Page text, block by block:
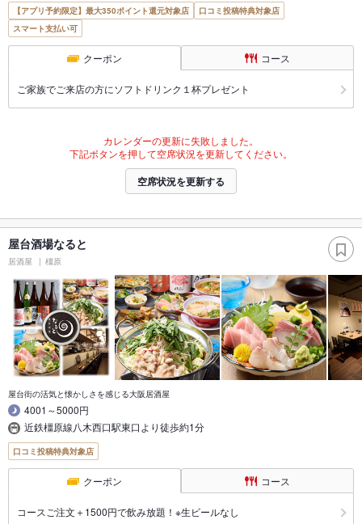
【アプリ予約限定】最大350ポイント還元対象店
口コミ投稿特典対象店
スマート支払い可
クーポン コース
ご家族でご来店の方にソフトドリンク１杯プレゼント
カレンダーの更新に失敗しました。
下記ボタンを押して空席状況を更新してください。
空席状況を更新する
屋台酒場なると
居酒屋 橿原
屋台街の活気と懐かしさを感じる大阪居酒屋
4001～5000円
近鉄橿原線八木西口駅東口より徒歩約1分
口コミ投稿特典対象店
クーポン コース
コースご注文＋1500円で飲み放題！※生ビールなし